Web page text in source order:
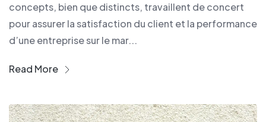
concepts, bien que distincts, travaillent de concert
pour assurer la satisfaction du client et la performance
d’une entreprise sur le mar...
Read More